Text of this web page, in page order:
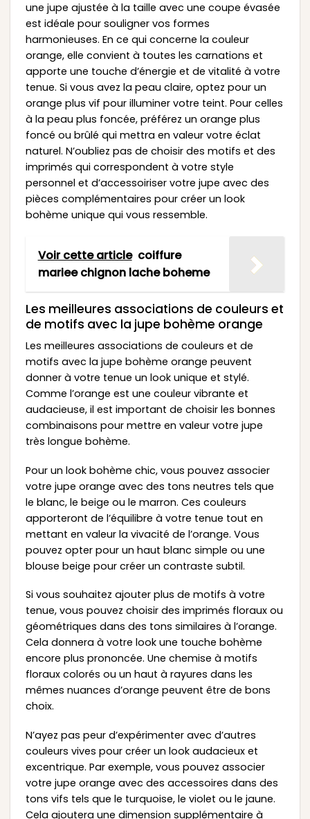
une jupe ajustée à la taille avec une coupe évasée
est idéale pour souligner vos formes
harmonieuses. En ce qui concerne la couleur
orange, elle convient à toutes les carnations et
apporte une touche d’énergie et de vitalité à votre
tenue. Si vous avez la peau claire, optez pour un
orange plus vif pour illuminer votre teint. Pour celles
à la peau plus foncée, préférez un orange plus
foncé ou brûlé qui mettra en valeur votre éclat
naturel. N’oubliez pas de choisir des motifs et des
imprimés qui correspondent à votre style
personnel et d’accessoiriser votre jupe avec des
pièces complémentaires pour créer un look
bohème unique qui vous ressemble.
Voir cette article coiffure
mariee chignon lache boheme
Les meilleures associations de couleurs et
de motifs avec la jupe bohème orange
Les meilleures associations de couleurs et de
motifs avec la jupe bohème orange peuvent
donner à votre tenue un look unique et stylé.
Comme l’orange est une couleur vibrante et
audacieuse, il est important de choisir les bonnes
combinaisons pour mettre en valeur votre jupe
très longue bohème.
Pour un look bohème chic, vous pouvez associer
votre jupe orange avec des tons neutres tels que
le blanc, le beige ou le marron. Ces couleurs
apporteront de l’équilibre à votre tenue tout en
mettant en valeur la vivacité de l’orange. Vous
pouvez opter pour un haut blanc simple ou une
blouse beige pour créer un contraste subtil.
Si vous souhaitez ajouter plus de motifs à votre
tenue, vous pouvez choisir des imprimés floraux ou
géométriques dans des tons similaires à l’orange.
Cela donnera à votre look une touche bohème
encore plus prononcée. Une chemise à motifs
floraux colorés ou un haut à rayures dans les
mêmes nuances d’orange peuvent être de bons
choix.
N’ayez pas peur d’expérimenter avec d’autres
couleurs vives pour créer un look audacieux et
excentrique. Par exemple, vous pouvez associer
votre jupe orange avec des accessoires dans des
tons vifs tels que le turquoise, le violet ou le jaune.
Cela ajoutera une dimension supplémentaire à